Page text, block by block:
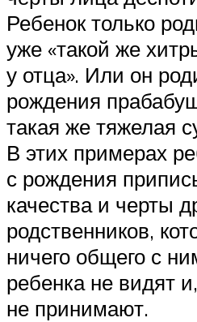
Ребенок только
уже «такой же
у отца». Или он
рождения
такая же тяжелая
В этих примерах
с рождения
качества и черты
родственников,
ничего общего с
ребенка не видят
не принимают.